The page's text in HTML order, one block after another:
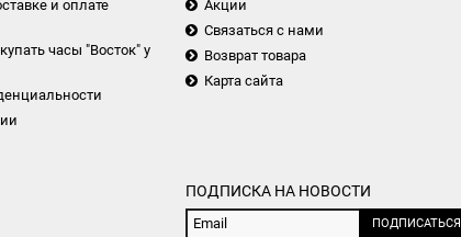
и оплате
часы "Восток" у
Акции
Связаться с нами
Возврат товара
Карта сайта
ПОДПИСКА НА НОВОСТИ
ПОДПИСАТЬСЯ